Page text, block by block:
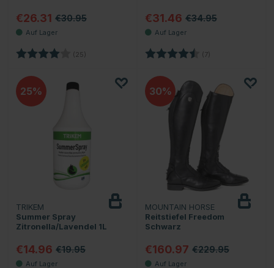
€26.31 €30.95
Bewertung: (25) 4.0 von 5 Sternen
€31.46 €34.95
Bewertung: (7)
25
TRIKEM
Summer Spray
Zitronella/Lavendel 1L
€14.96 €19.95
30
MOUNTAIN HORSE
Reitstiefel Freedom
Schwarz
€160.97 €229.95